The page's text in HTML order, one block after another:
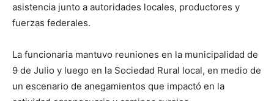
asistencia junto a autoridades locales, productores y
fuerzas federales.
La funcionaria mantuvo reuniones en la municipalidad de
9 de Julio y luego en la Sociedad Rural local, en medio de
un escenario de anegamientos que impactó en la